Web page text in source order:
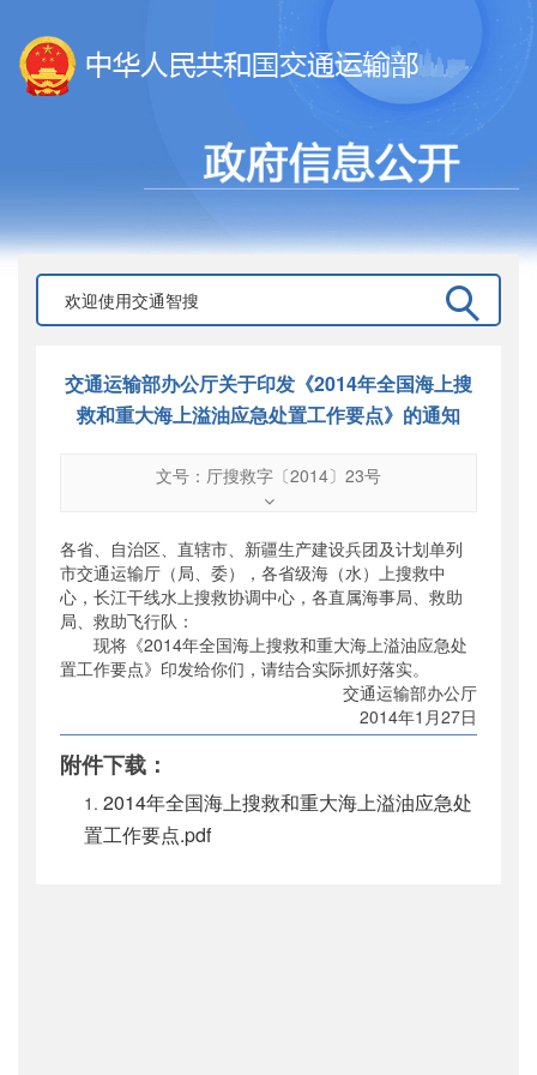
交通运输部办公厅关于印发《2014年全国海上搜
救和重大海上溢油应急处置工作要点》的通知
文号：厅搜救字〔2014〕23号
厅搜救字〔2014〕23号
公开日期：2014年01月27日
主题词：
搜救;;溢油;;要点
机构分类： 中国海上搜救中心
主题分类：应急管理
各省、自治区、直辖市、新疆生产建设兵团及计划单列
市交通运输厅（局、委），各省级海（水）上搜救中
心，长江干线水上搜救协调中心，各直属海事局、救助
局、救助飞行队：
现将《2014年全国海上搜救和重大海上溢油应急处
置工作要点》印发给你们，请结合实际抓好落实。
交通运输部办公厅
2014年1月27日
附件下载：
2014年全国海上搜救和重大海上溢油应急处
置工作要点.pdf